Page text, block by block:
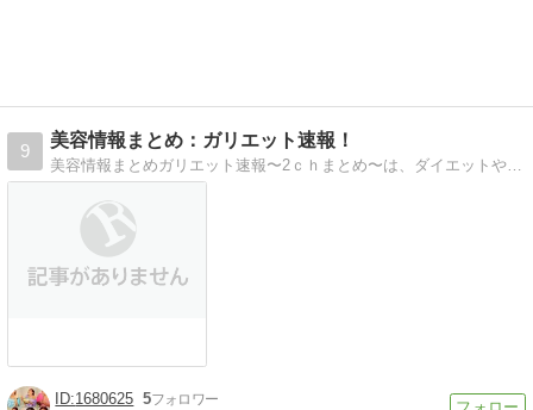
9
美容情報まとめ：ガリエット速報！
美容情報まとめガリエット速報〜2ｃｈまとめ〜は、ダイエットや美容を頑張る皆様にダイエット方法（ダイエットレシピ、ダイエットの運動）の最新情報、美容ブログなどか…
1680625 5